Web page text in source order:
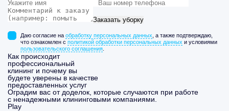
Заказать уборку
Даю согласие на обработку персональных данных , а также подтверждаю,
что ознакомлен с политикой обработки персональных данных и условиями
пользовательского соглашения
Как происходит
профессиональный
клининг и почему вы
будете уверены в качестве
предоставленных услуг
Оградим вас от доделок, которые случаются при работе
с ненадежными клининговыми компаниями.
Play